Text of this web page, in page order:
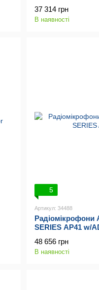
37 314 грн
В наявності
5
Артикул: 34488
Радіомікрофони
SERIES AP41 w/
48 656 грн
В наявності